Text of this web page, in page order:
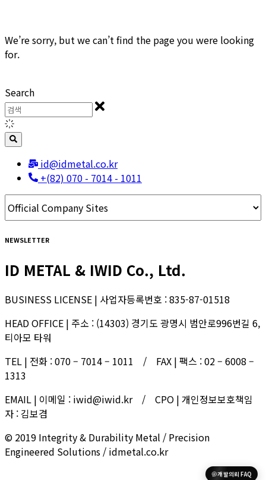
We’re sorry, but we can’t find the page you were looking
for.
Search
id@idmetal.co.kr
+(82) 070 - 7014 - 1011
NEWSLETTER
ID METAL & IWID Co., Ltd.
BUSINESS LICENSE | 사업자등록번호 : 835-87-01518
HEAD OFFICE | 주소 : (14303) 경기도 광명시 범안로996번길 6,
티아모 타워
TEL | 전화 : 070 – 7014 – 1011 / FAX | 팩스 : 02 – 6008 –
1313
EMAIL | 이메일 : iwid@iwid.kr / CPO | 개인정보보호책임
자 : 김보겸
© 2019 Integrity & Durability Metal / Precision
Engineered Solutions / idmetal.co.kr
개발의뢰 FAQ